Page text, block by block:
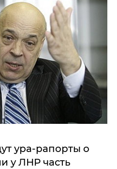
ура-рапорты о
у ЛНР часть